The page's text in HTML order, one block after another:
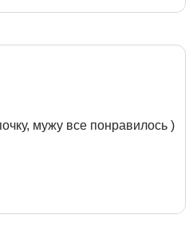
мужу все понравилось )